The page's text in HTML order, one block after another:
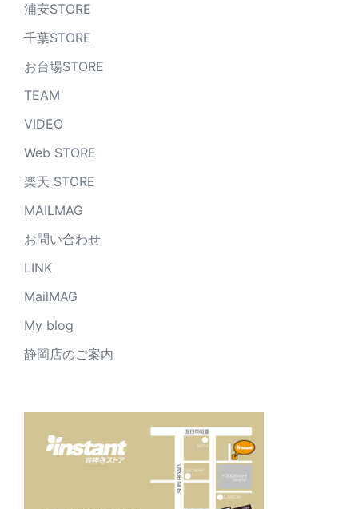
浦安STORE
千葉STORE
お台場STORE
TEAM
VIDEO
Web STORE
楽天 STORE
MAILMAG
お問い合わせ
LINK
MailMAG
My blog
静岡店のご案内